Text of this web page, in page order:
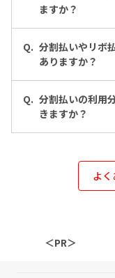
ますか？
Q. 分割払いやリボ
ありますか？
Q. 分割払いの利用
きますか？
よ
＜PR＞